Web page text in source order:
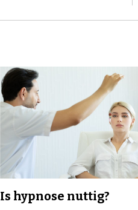
Is hypnose nuttig?